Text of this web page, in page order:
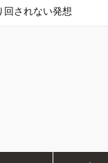
回されない発想